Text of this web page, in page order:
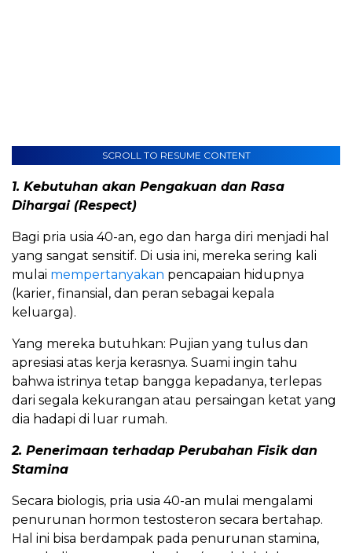
SCROLL TO RESUME CONTENT
​1. Kebutuhan akan Pengakuan dan Rasa
Dihargai (Respect)
​Bagi pria usia 40-an, ego dan harga diri menjadi hal
yang sangat sensitif. Di usia ini, mereka sering kali
mulai mempertanyakan pencapaian hidupnya
(karier, finansial, dan peran sebagai kepala
keluarga).
​Yang mereka butuhkan: Pujian yang tulus dan
apresiasi atas kerja kerasnya. Suami ingin tahu
bahwa istrinya tetap bangga kepadanya, terlepas
dari segala kekurangan atau persaingan ketat yang
dia hadapi di luar rumah.
​2. Penerimaan terhadap Perubahan Fisik dan
Stamina
​Secara biologis, pria usia 40-an mulai mengalami
penurunan hormon testosteron secara bertahap.
Hal ini bisa berdampak pada penurunan stamina,